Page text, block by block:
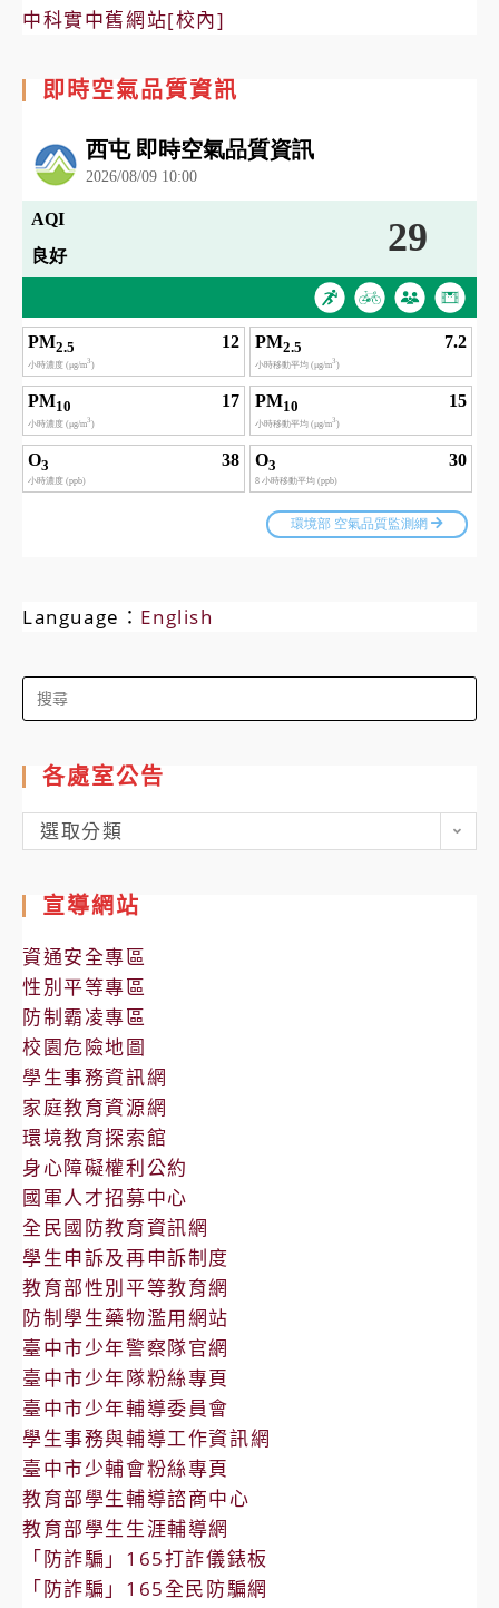
中科實中舊網站[校內]
即時空氣品質資訊
Language： English
Search
for:
各處室公告
各
處
公
告
選取分類
宣導網站
資通安全專區
性別平等專區
防制霸凌專區
校園危險地圖
學生事務資訊網
家庭教育資源網
環境教育探索館
身心障礙權利公約
國軍人才招募中心
全民國防教育資訊網
學生申訴及再申訴制度
教育部性別平等教育網
防制學生藥物濫用網站
臺中市少年警察隊官網
臺中市少年隊粉絲專頁
臺中市少年輔導委員會
學生事務與輔導工作資訊網
臺中市少輔會粉絲專頁
教育部學生輔導諮商中心
教育部學生生涯輔導網
「防詐騙」165打詐儀錶板
「防詐騙」165全民防騙網